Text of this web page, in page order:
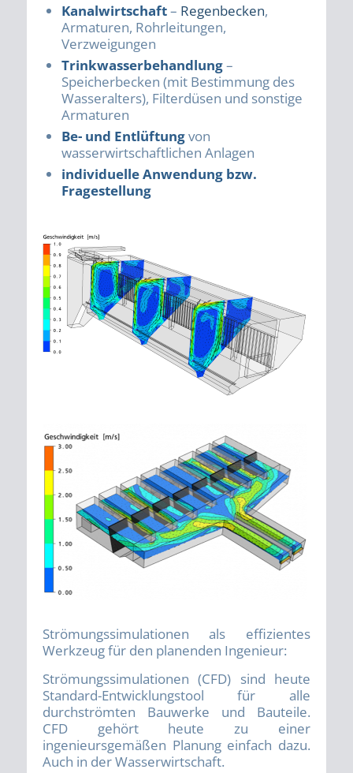
Kanalwirtschaft– Regenbecken,
Armaturen, Rohrleitungen,
Verzweigungen
Trinkwasserbehandlung–
Speicherbecken (mit Bestimmung des
Wasseralters), Filterdüsen und sonstige
Armaturen
Be- und Entlüftungvon
wasserwirtschaftlichen Anlagen
individuelle Anwendung bzw.
Fragestellung
Strömungssimulationen als effizientes
Werkzeug für den planenden Ingenieur:
Strömungssimulationen (CFD) sind heute
Standard-Entwicklungstool für alle
durchströmten Bauwerke und Bauteile.
CFD gehört heute zu einer
ingenieursgemäßen Planung einfach dazu.
Auch in der Wasserwirtschaft.